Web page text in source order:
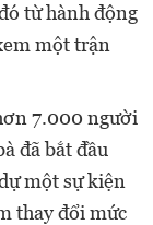
từ hành động
một trận
7.000 người
đã bắt đầu
một sự kiện
thay đổi mức